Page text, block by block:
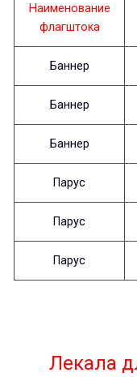
Наименование
флагштока
Баннер
Баннер
Баннер
Парус
Парус
Парус
Лекала